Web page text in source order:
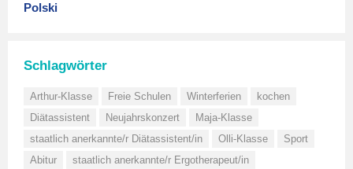
Polski
Schlagwörter
Arthur-Klasse Freie Schulen Winterferien
kochen
Diätassistent
Neujahrskonzert
Maja-Klasse
staatlich anerkannte/r Diätassistent/in
Olli-Klasse
Sport
Abitur
staatlich anerkannte/r Ergotherapeut/in